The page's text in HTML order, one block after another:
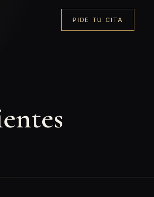
PIDE TU CITA